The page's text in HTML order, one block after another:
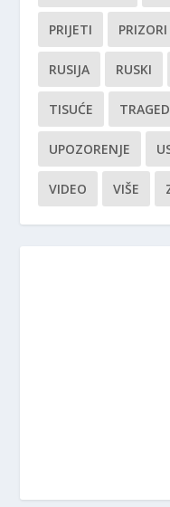
PRIJETI PRIZORI
RUSIJA RUSKI
TISUĆE
UPOZORENJE
VIDEO VIŠE